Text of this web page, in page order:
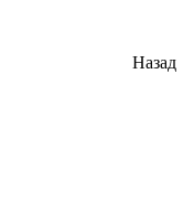
Назад